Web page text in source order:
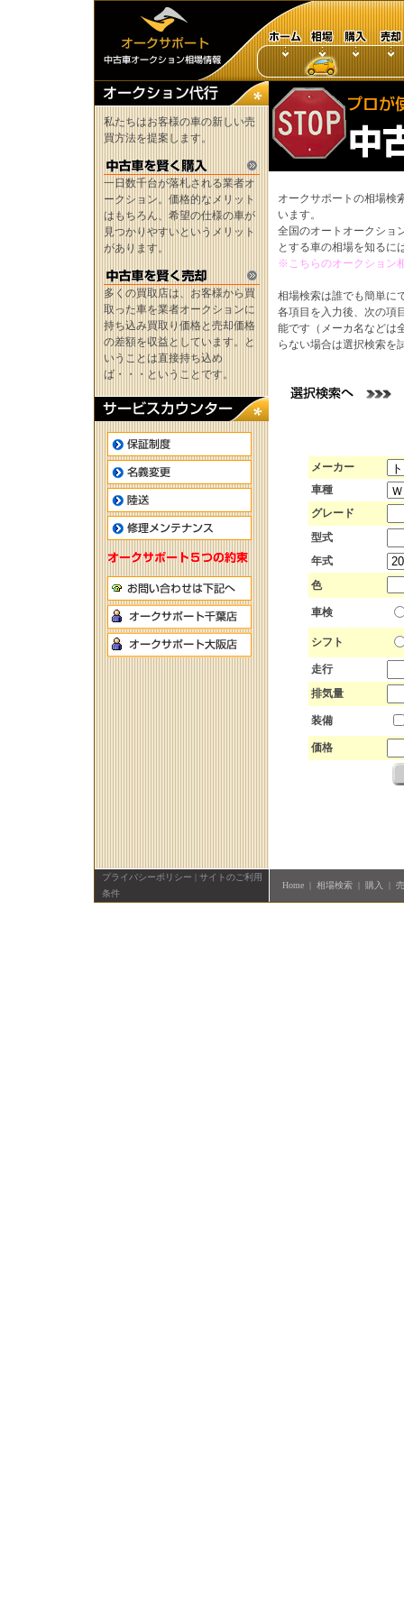
私たちはお客様の車の新しい売
買方法を提案します。
一日数千台が落札される業者オ
ークション。価格的なメリット
はもちろん、希望の仕様の車が
見つかりやすいというメリット
があります。
多くの買取店は、お客様から買
取った車を業者オークションに
持ち込み買取り価格と売却価格
の差額を収益としています。と
いうことは直接持ち込め
ば・・・ということです。
オークサポートの相場検
います。
全国のオートオークショ
とする車の相場を知るに
※こちらのオークション
相場検索は誰でも簡単に
各項目を入力後、次の項
能です（メーカ名などは
らない場合は選択検索を
メーカー
車種
グレード
型式
年式
色
車検
シフト
走行
排気量
装備
価格
プライバシーポリシー | サイトのご利用
条件
Home| 相場検索| 購入 |